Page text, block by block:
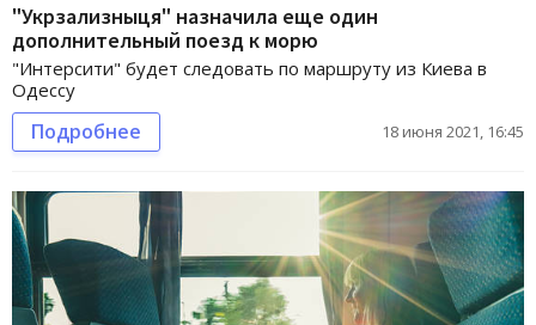
"Укрзализныця" назначила еще один
дополнительный поезд к морю
"Интерсити" будет следовать по маршруту из Киева в
Одессу
Подробнее 18 июня 2021, 16:45